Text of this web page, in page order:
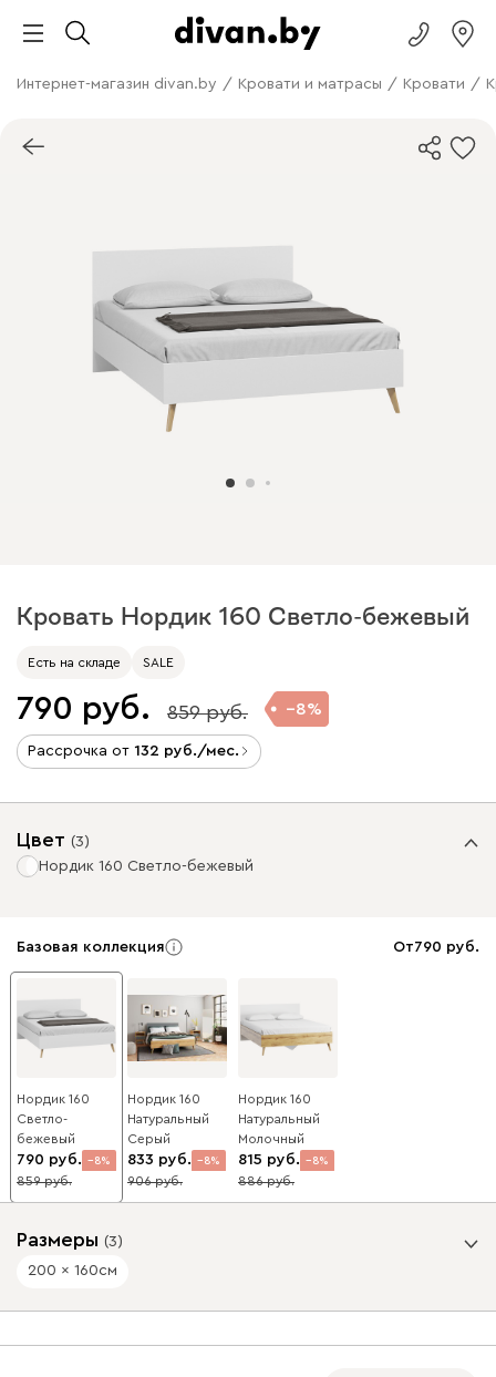
Интернет-магазин divan.by / Кровати и матрасы / Кровати /
Кровать Нордик 160 Светло-бежевый
Есть на складе SALE
790 859 8
Рассрочка от 132 /мес.
Цвет (3)
Нордик 160 Светло-бежевый
Базовая коллекция От790
Нордик 160
Светло-
бежевый
790 8
859
Нордик 160
Натуральный
Серый
833 8
906
Нордик 160
Натуральный
Молочный
815 8
886
Размеры (3)
200 x 160см